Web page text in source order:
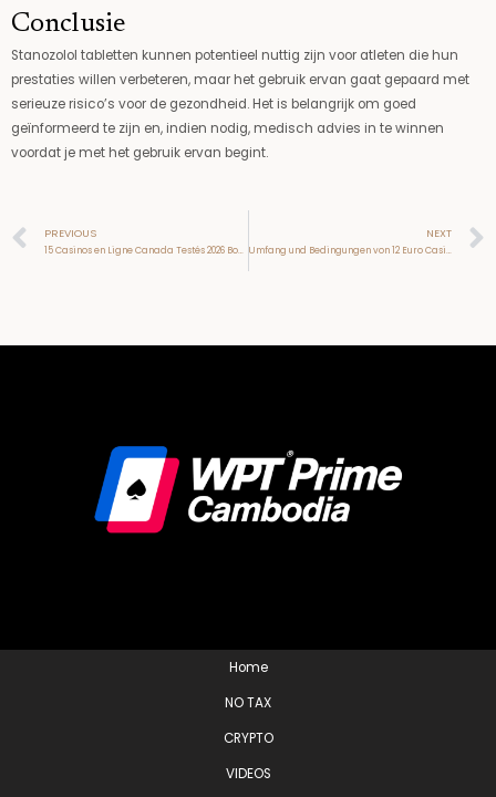
Conclusie
Stanozolol tabletten kunnen potentieel nuttig zijn voor atleten die hun
prestaties willen verbeteren, maar het gebruik ervan gaat gepaard met
serieuze risico’s voor de gezondheid. Het is belangrijk om goed
geïnformeerd te zijn en, indien nodig, medisch advies in te winnen
voordat je met het gebruik ervan begint.
Prev
PREVIOUS
15 Casinos en Ligne Canada Testés 2026 Bonus jusqu’à 20 000 $CA
NEXT
Umfang und Bedingungen von 12 Euro Casino Boni ohne Einzahlung
Home
NO TAX
CRYPTO
VIDEOS